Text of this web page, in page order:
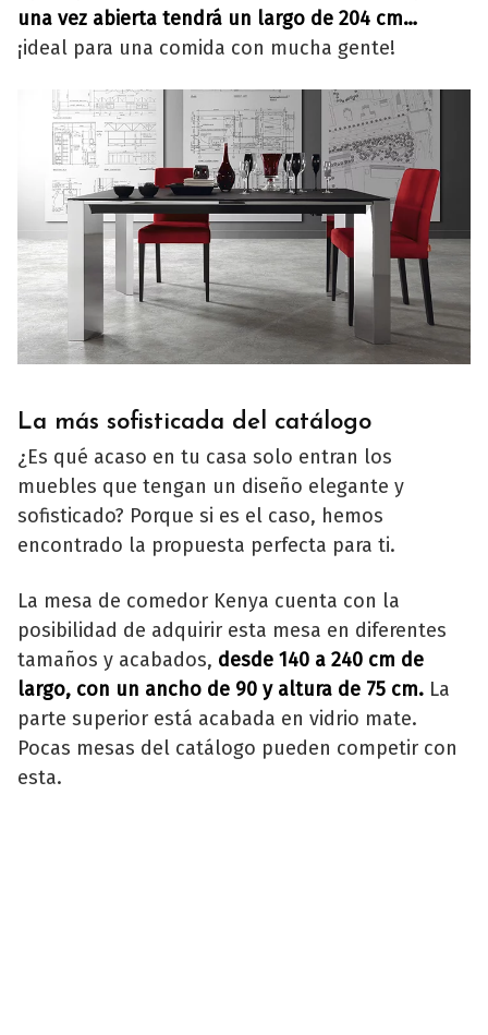
una vez abierta tendrá un largo de 204 cm…
¡ideal para una comida con mucha gente!
La más sofisticada del catálogo
¿Es qué acaso en tu casa solo entran los
muebles que tengan un diseño elegante y
sofisticado? Porque si es el caso, hemos
encontrado la propuesta perfecta para ti.
La mesa de comedor Kenya cuenta con la
posibilidad de adquirir esta mesa en diferentes
tamaños y acabados, desde 140 a 240 cm de
largo, con un ancho de 90 y altura de 75 cm. La
parte superior está acabada en vidrio mate.
Pocas mesas del catálogo pueden competir con
esta.